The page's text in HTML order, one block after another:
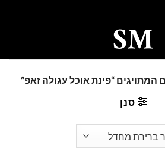
המתויגים “פינת אוכל עגולה זאפ”
סנן